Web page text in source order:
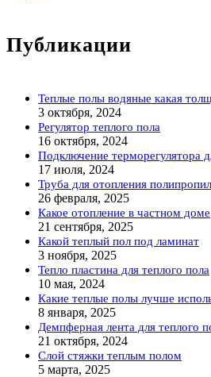
Публикации
Теплые полы водяные какая
3 октября, 2024
Регулятор теплого пола
16 октября, 2024
Подключение терморегулятора
17 июля, 2024
Труба для отопления
26 февраля, 2025
Какое отопление в частном доме
21 сентября, 2025
Какой теплый пол под ламинат
3 ноября, 2025
Тепло пластина для теплого пола
10 мая, 2024
Какие теплые полы лучше
8 января, 2025
Демпферная лента для теплого
21 октября, 2024
Слой стяжки теплым полом
5 марта, 2025